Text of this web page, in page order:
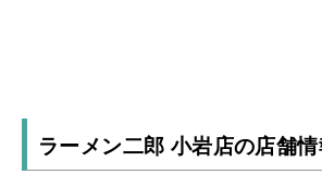
ラーメン二郎 小岩店の店舗情